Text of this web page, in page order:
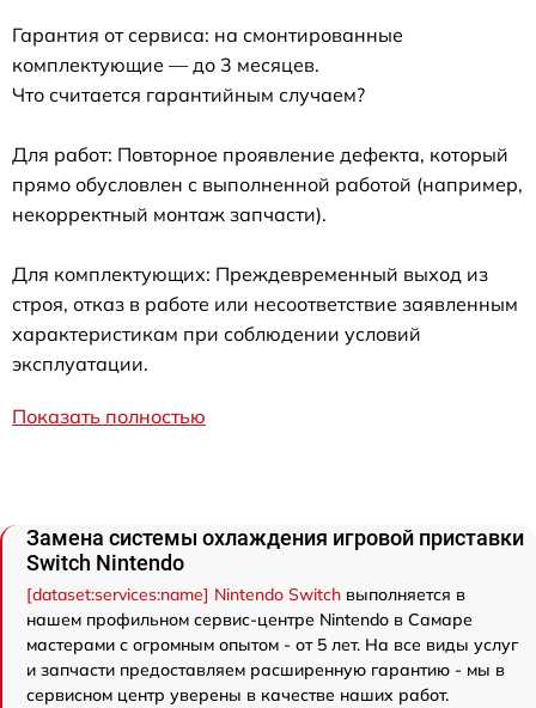
Гарантия от сервиса: на смонтированные
комплектующие — до 3 месяцев.
Что считается гарантийным случаем?
Для работ: Повторное проявление дефекта, который
прямо обусловлен с выполненной работой (например,
некорректный монтаж запчасти).
Для комплектующих: Преждевременный выход из
строя, отказ в работе или несоответствие заявленным
характеристикам при соблюдении условий
эксплуатации.
Показать полностью
Замена системы охлаждения игровой приставки
Switch Nintendo
[dataset:services:name] Nintendo Switch выполняется в
нашем профильном сервис-центре Nintendo в Самаре
мастерами с огромным опытом - от 5 лет. На все виды услуг
и запчасти предоставляем расширенную гарантию - мы в
сервисном центр уверены в качестве наших работ.